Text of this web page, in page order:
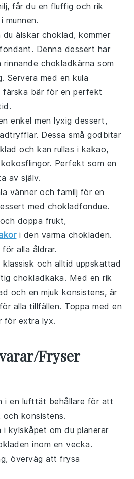
, får du en fluffig och rik
munnen.
du älskar choklad, kommer
. Denna dessert har
chokladkärna som
Servera med en kula
färska bär för en perfekt
enkel men lyxigdessert,
. Dessa små godbitar
och kan rullas i kakao,
kokosflingor. Perfekt som en
av själv.
vänner och familj för en
med chokladfondue.
och doppa frukt,
i den varma chokladen.
alla åldrar.
klassisk och alltid uppskattad
chokladkaka. Med en rik
och en mjuk konsistens, är
alla tillfällen. Toppa med en
för extra lyx.
Fryser
i en lufttät behållare för att
och konsistens.
i kylskåpet om du planerar
inom en vecka.
överväg att frysa